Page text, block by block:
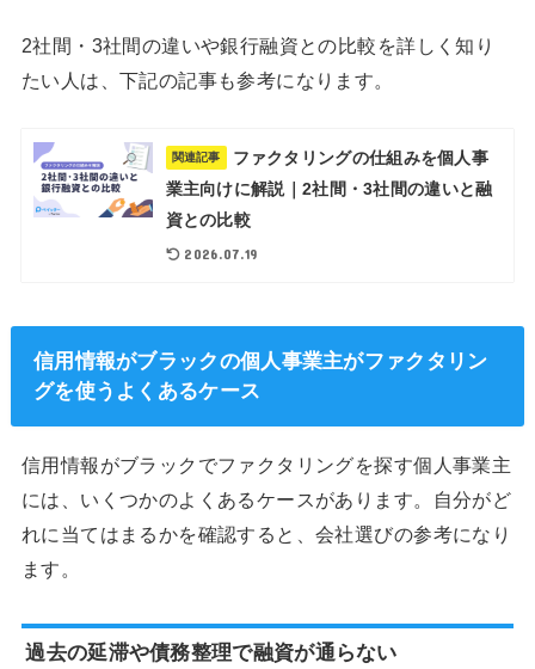
2社間・3社間の違いや銀行融資との比較を詳しく知り
たい人は、下記の記事も参考になります。
関連記事
ファクタリングの仕組みを個人事
業主向けに解説｜2社間・3社間の違いと融
資との比較
2026.07.19
信用情報がブラックの個人事業主がファクタリン
グを使うよくあるケース
信用情報がブラックでファクタリングを探す個人事業主
には、いくつかのよくあるケースがあります。自分がど
れに当てはまるかを確認すると、会社選びの参考になり
ます。
過去の延滞や債務整理で融資が通らない